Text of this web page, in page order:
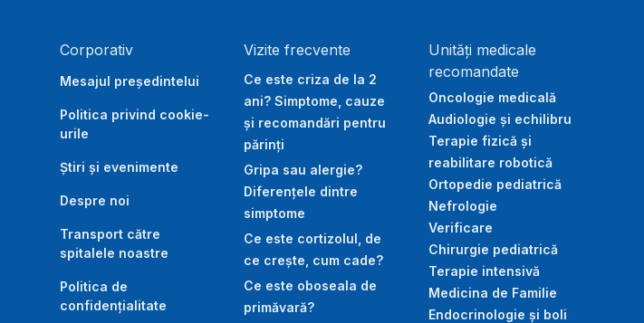
Corporativ
Mesajul președintelui
Politica privind cookie-
urile
Știri și evenimente
Despre noi
Transport către
spitalele noastre
Politica de
confidențialitate
Vizite frecvente
Ce este criza de la 2
ani? Simptome, cauze
și recomandări pentru
părinți
Gripa sau alergie?
Diferențele dintre
simptome
Ce este cortizolul, de
ce crește, cum cade?
Ce este oboseala de
primăvară?
Unități medicale
recomandate
Oncologie medicală
Audiologie și echilibru
Terapie fizică și
reabilitare robotică
Ortopedie pediatrică
Nefrologie
Verificare
Chirurgie pediatrică
Terapie intensivă
Medicina de Familie
Endocrinologie și boli